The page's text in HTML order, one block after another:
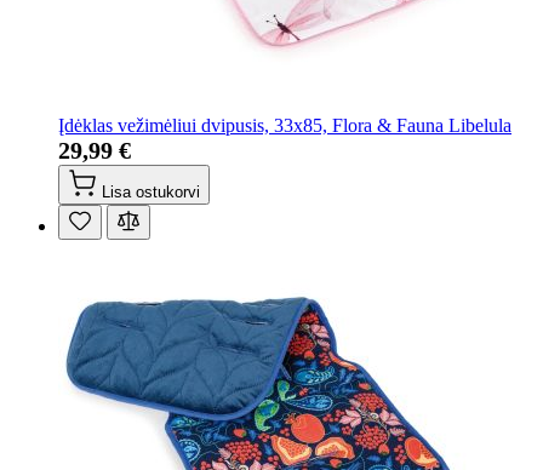
Įdėklas vežimėliui dvipusis, 33x85, Flora & Fauna Libelula
29,99 €
Lisa ostukorvi